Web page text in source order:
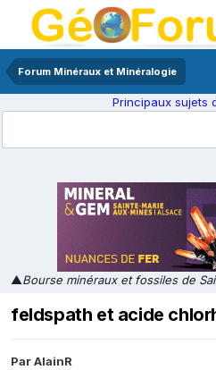
Forum Minéraux et Minéralogie
Principaux sujets
▲Bourse minéraux et fossiles de
feldspath et acide
ParAlainR